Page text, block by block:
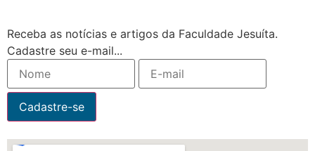
Receba as notícias e artigos da Faculdade Jesuíta.
Cadastre seu e-mail...